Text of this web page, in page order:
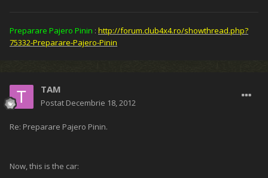
Preparare Pajero Pinin : http://forum.club4x4.ro/showthread.php?
75332-Preparare-Pajero-Pinin
TAM
Postat Decembrie 18, 2012
Re: Preparare Pajero Pinin.
Now, this is the car: